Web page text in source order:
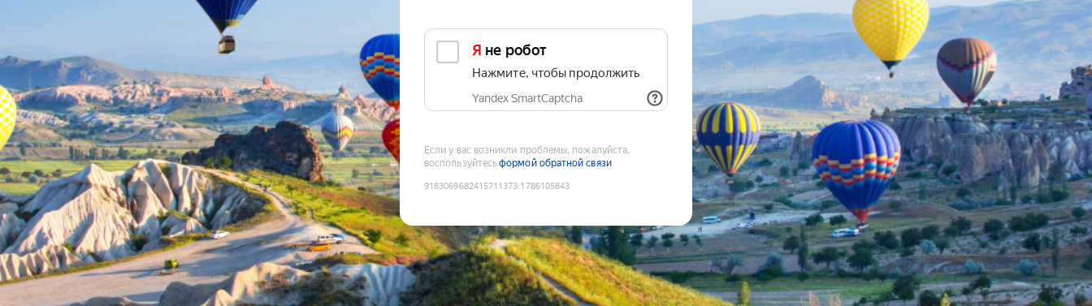
Я не робот
Нажмите, чтобы продолжить
Yandex SmartCaptcha
Если у вас возникли проблемы, пожалуйста,
воспользуйтесьформой обратной связи
9183069682415711373:1786105843